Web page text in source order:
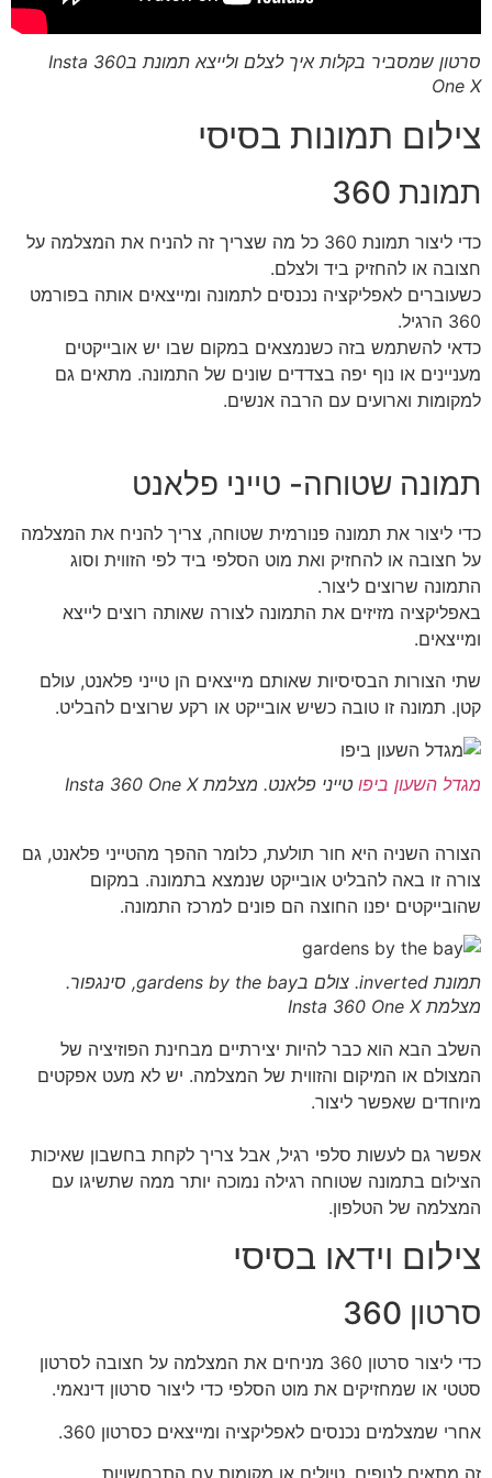
סרטון שמסביר בקלות איך לצלם ולייצא תמונת בInsta 360
One X
צילום תמונות בסיסי
תמונת 360
כדי ליצור תמונת 360 כל מה שצריך זה להניח את המצלמה על
חצובה או להחזיק ביד ולצלם.
כשעוברים לאפליקציה נכנסים לתמונה ומייצאים אותה בפורמט
360 הרגיל.
כדאי להשתמש בזה כשנמצאים במקום שבו יש אובייקטים
מעניינים או נוף יפה בצדדים שונים של התמונה. מתאים גם
למקומות וארועים עם הרבה אנשים.
תמונה שטוחה- טייני פלאנט
כדי ליצור את תמונה פנורמית שטוחה, צריך להניח את המצלמה
על חצובה או להחזיק ואת מוט הסלפי ביד לפי הזווית וסוג
התמונה שרוצים ליצור.
באפליקציה מזיזים את התמונה לצורה שאותה רוצים לייצא
ומייצאים.
שתי הצורות הבסיסיות שאותם מייצאים הן טייני פלאנט, עולם
קטן. תמונה זו טובה כשיש אובייקט או רקע שרוצים להבליט.
מגדל השעון ביפו טייני פלאנט. מצלמת Insta 360 One X
הצורה השניה היא חור תולעת, כלומר ההפך מהטייני פלאנט, גם
צורה זו באה להבליט אובייקט שנמצא בתמונה. במקום
שהובייקטים יפנו החוצה הם פונים למרכז התמונה.
תמונת inverted. צולם בgardens by the bay, סינגפור.
מצלמת Insta 360 One X
השלב הבא הוא כבר להיות יצירתיים מבחינת הפוזיציה של
המצולם או המיקום והזווית של המצלמה. יש לא מעט אפקטים
מיוחדים שאפשר ליצור.
אפשר גם לעשות סלפי רגיל, אבל צריך לקחת בחשבון שאיכות
הצילום בתמונה שטוחה רגילה נמוכה יותר ממה שתשיגו עם
המצלמה של הטלפון.
צילום וידאו בסיסי
סרטון 360
כדי ליצור סרטון 360 מניחים את המצלמה על חצובה לסרטון
סטטי או שמחזיקים את מוט הסלפי כדי ליצור סרטון דינאמי.
אחרי שמצלמים נכנסים לאפליקציה ומייצאים כסרטון 360.